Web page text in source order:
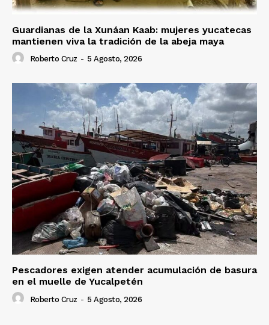
Guardianas de la Xunáan Kaab: mujeres yucatecas
mantienen viva la tradición de la abeja maya
Roberto Cruz - 5 Agosto, 2026
Pescadores exigen atender acumulación de basura
en el muelle de Yucalpetén
Roberto Cruz - 5 Agosto, 2026